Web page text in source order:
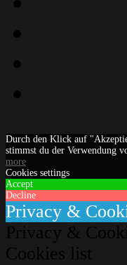
Durch den Klick auf
stimmst du der Verwendung
more
Cookies settings
Accept
Decline
Privacy &
Privacy &
Cookies list